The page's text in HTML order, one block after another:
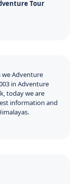
Tour
Adventure
in Adventure
today we are
information and